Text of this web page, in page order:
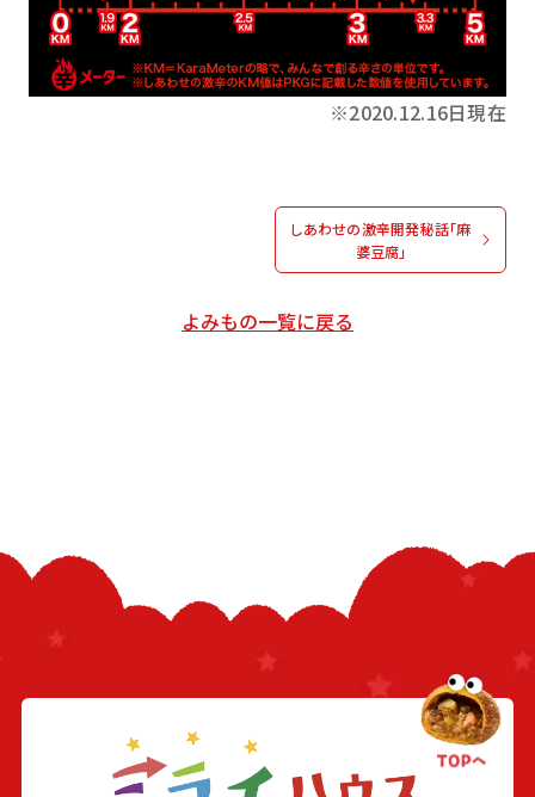
※2020.12.16日現在
よみもの一覧に戻る
しあわせの激辛開発秘話「麻
婆豆腐」